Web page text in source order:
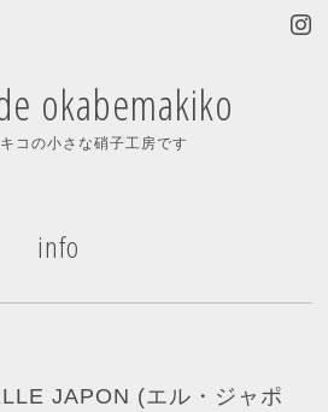
okabemakiko
コの小さな硝子工房です
info
JAPON (エル・ジャポ